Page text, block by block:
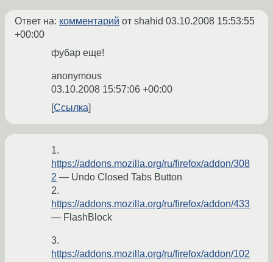
Ответ на: комментарий от shahid 03.10.2008 15:53:55
+00:00
фубар еще!
anonymous
03.10.2008 15:57:06 +00:00
Ссылка
1.
https://addons.mozilla.org/ru/firefox/addon/308
2 — Undo Closed Tabs Button
2.
https://addons.mozilla.org/ru/firefox/addon/433
— FlashBlock
3.
https://addons.mozilla.org/ru/firefox/addon/102